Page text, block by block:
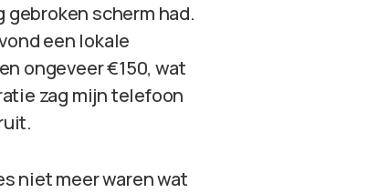
scherm had.
een lokale
ongeveer €150, wat
zag mijn telefoon
niet meer waren wat